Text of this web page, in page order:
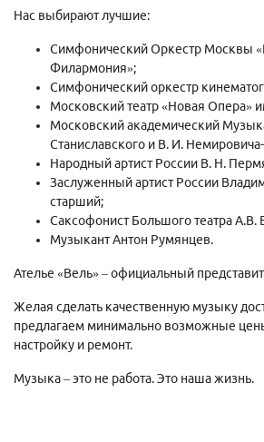
Нас выбирают лучшие:
Симфонический Оркестр Москвы
Филармония»;
Симфонический оркестр
Московский театр «Новая Опера»
Московский академический
Станиславского и В. И.
Народный артист России В. Н.
Заслуженный артист России
старший;
Саксофонист Большого театра А.В.
Музыкант Антон Румянцев.
Ателье «Вель» – официальный
Желая сделать качественную музыку
предлагаем минимально возможные
настройку и ремонт.
Музыка – это не работа. Это наша жизнь.